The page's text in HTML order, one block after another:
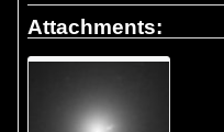
Attachments: